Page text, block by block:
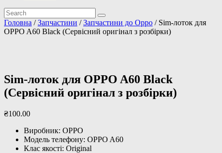
Головна /Запчастини /Запчастини до Oppo / Sim-лоток для
OPPO A60 Black (Сервісний оригінал з розбірки)
Sim-лоток для OPPO A60 Black
(Сервісний оригінал з розбірки)
₴100.00
Виробник: OPPO
Модель телефону: OPPO A60
Клас якості: Original